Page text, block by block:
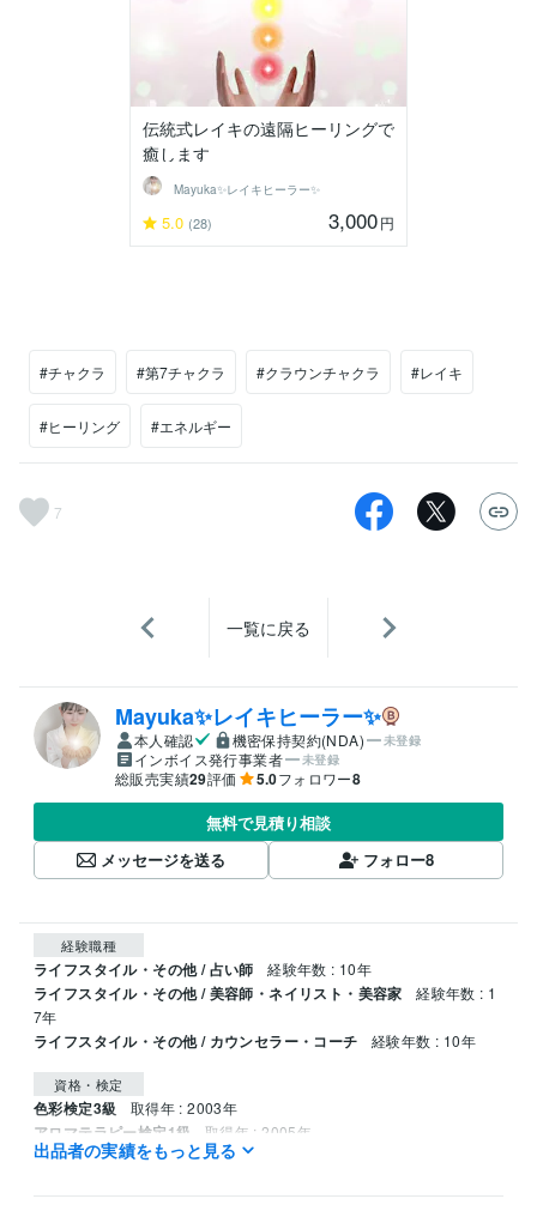
伝統式レイキの遠隔ヒーリングで
癒します
Mayuka✨レイキヒーラー✨
5.0 (28) 3,000円
#チャクラ #第7チャクラ #クラウンチャクラ #レイキ
#ヒーリング #エネルギー
7
一覧に戻る
Mayuka✨レイキヒーラー✨
本人確認 機密保持契約(NDA) 未登録
インボイス発行事業者 未登録
総販売実績29評価 5.0フォロワー8
無料で見積り相談
メッセージを送る
フォロー8
経験職種
ライフスタイル・その他 / 占い師 経験年数 : 10年
ライフスタイル・その他 / 美容師・ネイリスト・美容家
経験年数 : 1
7年
ライフスタイル・その他 / カウンセラー・コーチ 経験年数 : 10年
資格・検定
色彩検定3級 取得年 : 2003年
アロマテラピー検定1級 取得年 : 2005年
認定レイキヒーラー 取得年 : 2022年
出品者の実績をもっと見る